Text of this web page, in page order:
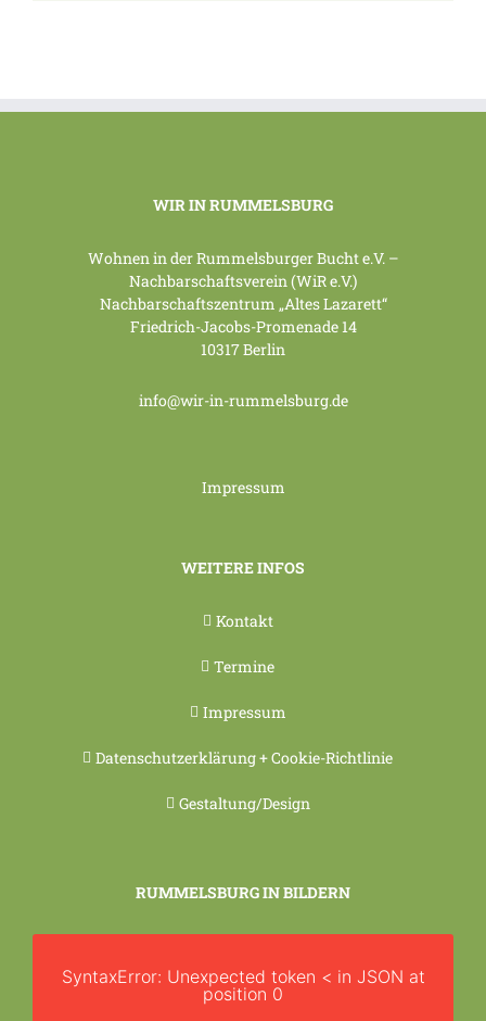
WIR IN RUMMELSBURG
Wohnen in der Rummelsburger Bucht e.V. –
Nachbarschaftsverein (WiR e.V.)
Nachbarschaftszentrum „Altes Lazarett“
Friedrich-Jacobs-Promenade 14
10317 Berlin
info@wir-in-rummelsburg.de
Impressum
WEITERE INFOS
Kontakt
Termine
Impressum
Datenschutzerklärung + Cookie-Richtlinie
Gestaltung/Design
RUMMELSBURG IN BILDERN
SyntaxError: Unexpected token < in JSON at
position 0